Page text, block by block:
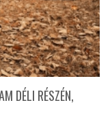
DÉLI RÉSZÉN,